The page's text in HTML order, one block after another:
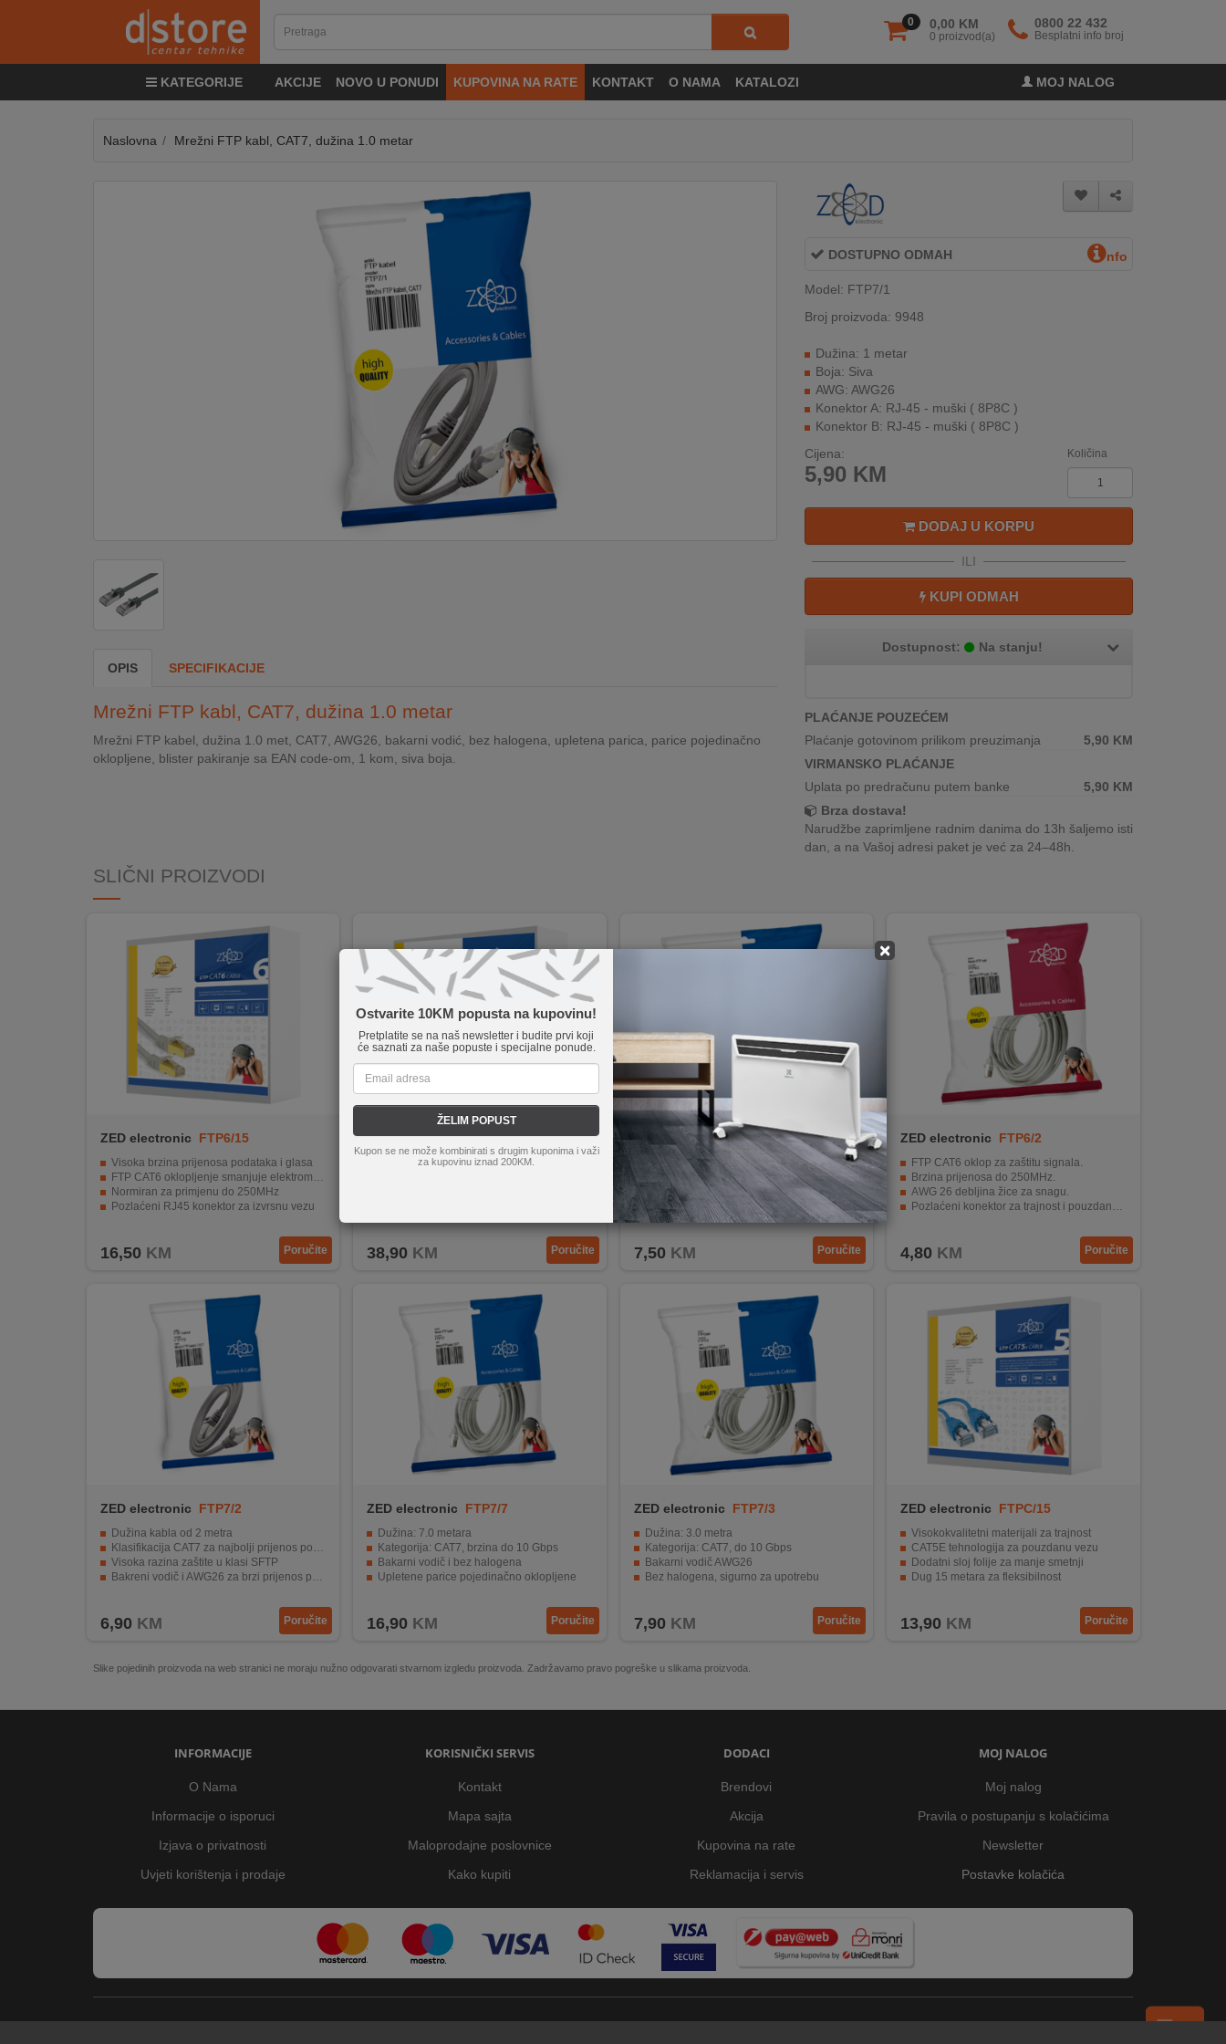
0 0,00 KM
0 proizvod(a)
0800 22 432
Besplatni info broj
KATEGORIJE AKCIJE NOVO U PONUDI KUPOVINA NA RATE KONTAKT O NAMA KATALOZI MOJ NALOG
&
INOSTRANSTVA
×
Ostvarite 10KM popusta na kupovinu!
Pretplatite se na naš newsletter i budite prvi koji
će saznati za naše popuste i specijalne ponude.
ŽELIM POPUST
Kupon se ne može kombinirati s drugim kuponima i važi
za kupovinu iznad 200KM.
Naslovna Mrežni FTP kabl, CAT7, dužina 1.0 metar
OPIS SPECIFIKACIJE
Mrežni FTP kabl, CAT7, dužina 1.0 metar
Mrežni FTP kabel, dužina 1.0 met, CAT7, AWG26, bakarni vodić, bez halogena, upletena parica, parice pojedinačno
oklopljene, blister pakiranje sa EAN code-om, 1 kom, siva boja.
DOSTUPNO ODMAH nfo
Model: FTP7/1
Broj proizvoda: 9948
Dužina: 1 metar
Boja: Siva
AWG: AWG26
Konektor A: RJ-45 - muški ( 8P8C )
Konektor B: RJ-45 - muški ( 8P8C )
Cijena:
5,90 KM
Količina
DODAJ U KORPU
ILI
KUPI ODMAH
Dostupnost: Na stanju!
PLAĆANJE POUZEĆEM
Plaćanje gotovinom prilikom preuzimanja
5,90 KM
VIRMANSKO PLAĆANJE
Uplata po predračunu putem banke
5,90 KM
Brza dostava!
Narudžbe zaprimljene radnim danima do 13h šaljemo isti
dan, a na Vašoj adresi paket je već za 24–48h.
SLIČNI PROIZVODI
ZED electronic FTP6/15
Visoka brzina prijenosa podataka i glasa
FTP CAT6 oklopljenje smanjuje elektromagnetske smetnje
Normiran za primjenu do 250MHz
Pozlaćeni RJ45 konektor za izvrsnu vezu
16,50 KM Poručite
ZED electronic FTP7/20
Dužina: 20.0 metara
Pakirano u kutiju sa EAN kodom
38,90 KM Poručite
ZED electronic FTP6/5
Dužina od 5 metara.
Normiran za primjenu do 250MHz.
Klasa zaštite STP/FTP.
Pozlaćeni konektori RJ45 muškog tipa.
CCA vodiči za izvrsnu kvalitetu signala.
7,50 KM Poručite
ZED electronic FTP6/2
FTP CAT6 oklop za zaštitu signala.
Brzina prijenosa do 250MHz.
AWG 26 debljina žice za snagu.
Pozlaćeni konektor za trajnost i pouzdanost.
4,80 KM Poručite
ZED electronic FTP7/2
Dužina kabla od 2 metra
Klasifikacija CAT7 za najbolji prijenos podataka
Visoka razina zaštite u klasi SFTP
Bakreni vodič i AWG26 za brzi prijenos podataka
6,90 KM Poručite
ZED electronic FTP7/7
Dužina: 7.0 metara
Kategorija: CAT7, brzina do 10 Gbps
Bakarni vodič i bez halogena
Upletene parice pojedinačno oklopljene
16,90 KM Poručite
ZED electronic FTP7/3
Dužina: 3.0 metra
Kategorija: CAT7, do 10 Gbps
Bakarni vodič AWG26
Bez halogena, sigurno za upotrebu
7,90 KM Poručite
ZED electronic FTPC/15
Visokokvalitetni materijali za trajnost
CAT5E tehnologija za pouzdanu vezu
Dodatni sloj folije za manje smetnji
Dug 15 metara za fleksibilnost
13,90 KM Poručite
Slike pojedinih proizvoda na web stranici ne moraju nužno odgovarati stvarnom izgledu proizvoda. Zadržavamo pravo pogreške u slikama proizvoda.
INFORMACIJE
O Nama
Informacije o isporuci
Izjava o privatnosti
Uvjeti korištenja i prodaje
KORISNIČKI SERVIS
Kontakt
Mapa sajta
Maloprodajne poslovnice
Kako kupiti
DODACI
Brendovi
Akcija
Kupovina na rate
Reklamacija i servis
MOJ NALOG
Moj nalog
Pravila o postupanju s kolačićima
Newsletter
Postavke kolačića